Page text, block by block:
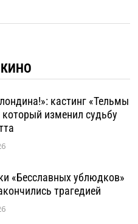
кастинг «Тельмы
изменил судьбу
«Бесславных ублюдков»
трагедией